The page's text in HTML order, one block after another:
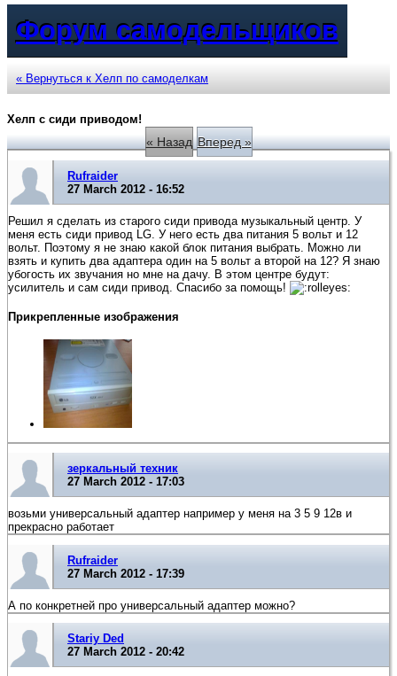
Форум самодельщиков
« Вернуться к Хелп по самоделкам
Хелп с сиди приводом!
« Назад Вперед »
Rufraider
27 March 2012 - 16:52
Решил я сделать из старого сиди привода музыкальный центр. У
меня есть сиди привод LG. У него есть два питания 5 вольт и 12
вольт. Поэтому я не знаю какой блок питания выбрать. Можно ли
взять и купить два адаптера один на 5 вольт а второй на 12? Я знаю
убогость их звучания но мне на дачу. В этом центре будут:
усилитель и сам сиди привод. Спасибо за помощь!
Прикрепленные изображения
зеркальный техник
27 March 2012 - 17:03
возьми универсальный адаптер например у меня на 3 5 9 12в и
прекрасно работает
Rufraider
27 March 2012 - 17:39
А по конкретней про универсальный адаптер можно?
Stariy Ded
27 March 2012 - 20:42